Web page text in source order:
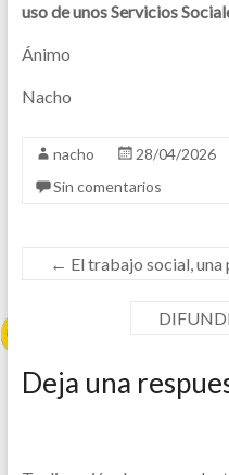
uso de unos Servicios
Ánimo
Nacho
nacho 28/04/2026
Sin comentarios
← El trabajo social,
Deja una